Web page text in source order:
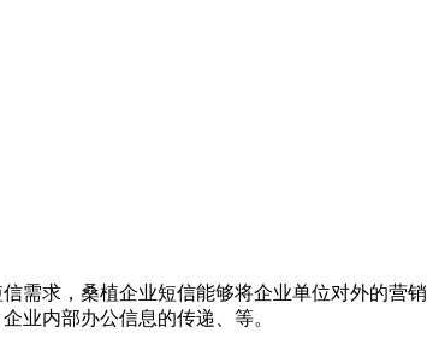
需求，桑植企业短信能够将企业单位对外的营
业内部办公信息的传递、等。